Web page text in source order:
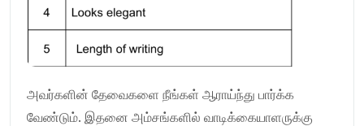
அவர்களின் தேவைகளை நீங்கள் ஆராய்ந்து பார்க்க
வேண்டும். இதனை அம்சங்களில் வாடிக்கையாளருக்கு